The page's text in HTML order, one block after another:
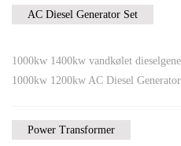
AC Diesel Generator Set
1000kw 1400kw vandkølet
1000kw 1200kw AC Diesel
Power Transformer